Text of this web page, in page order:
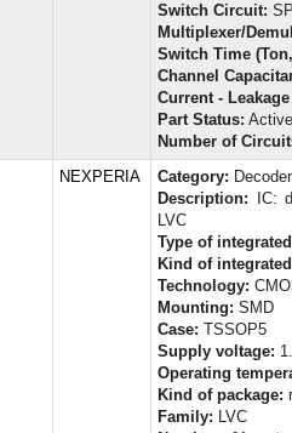
Switch Circuit:
Multiplexer/
Switch Time
Channel
Current -
Part Status: Active
Number of
NEXPERIA Category:
Description: IC:
LVC
Type of
Kind of
Technology:
Mounting: SMD
Case: TSSOP5
Supply voltage:
Operating
Kind of package:
Family: LVC